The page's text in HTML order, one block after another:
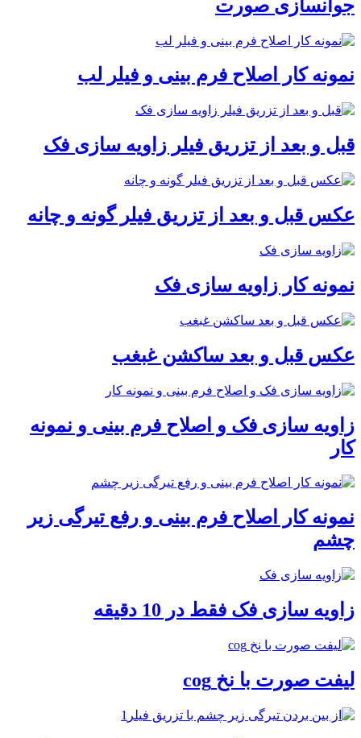
جوانسازی صورت
نمونه کار اصلاح فرم بینی و فیلر لب
قبل و بعد از تزریق فیلر زاویه سازی فک
عکس قبل و بعد از تزریق فیلر گونه و چانه
نمونه کار زاویه سازی فک
عکس قبل و بعد ساکشن غبغب
زاویه سازی فک و اصلاح فرم بینی و نمونه
کار
نمونه کار اصلاح فرم بینی و رفع تیرگی زیر
چشم
زاویه سازی فک فقط در 10 دقیقه
لیفت صورت با نخ cog